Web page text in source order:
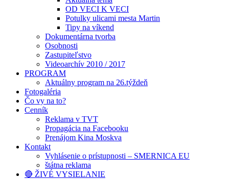
OD VECI K VECI
Potulky ulicami mesta Martin
Tipy na víkend
Dokumentárna tvorba
Osobnosti
Zastupiteľstvo
Videoarchív 2010 / 2017
PROGRAM
Aktuálny program na 26.týždeň
Fotogaléria
Čo vy na to?
Cenník
Reklama v TVT
Propagácia na Facebooku
Prenájom Kina Moskva
Kontakt
Vyhlásenie o prístupnosti – SMERNICA EU
štátna reklama
🔴 ŽIVÉ VYSIELANIE